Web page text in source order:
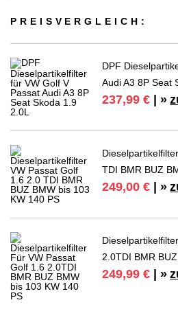
PREIS­VER­GLEICH:
DPF
Audi A3 8P Seat
237,99 € | »
TDI BMR BUZ
249,00 € | »
2.0TDI BMR
249,99 € | »